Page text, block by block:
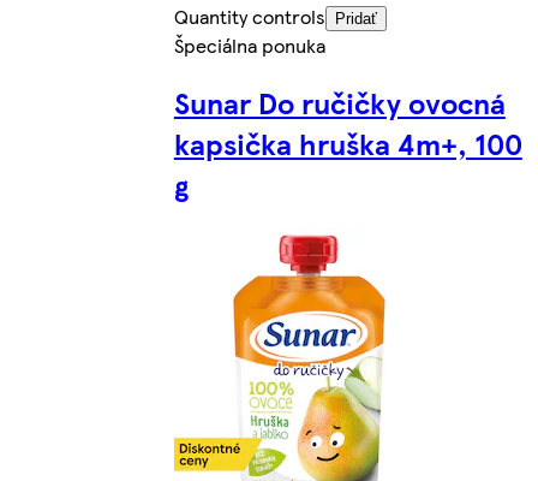
Quantity controls
Pridať
Špeciálna ponuka
Sunar Do ručičky ovocná
kapsička hruška 4m+, 100
g